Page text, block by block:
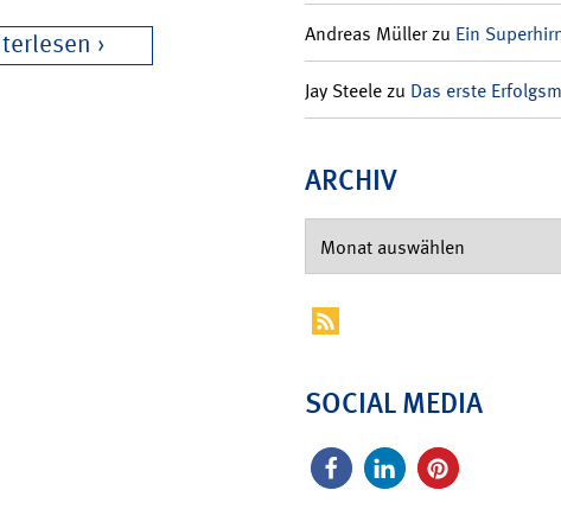
Andreas Müllerzu Ein
Jay Steelezu Das erste
ARCHIV
SOCIAL MEDIA